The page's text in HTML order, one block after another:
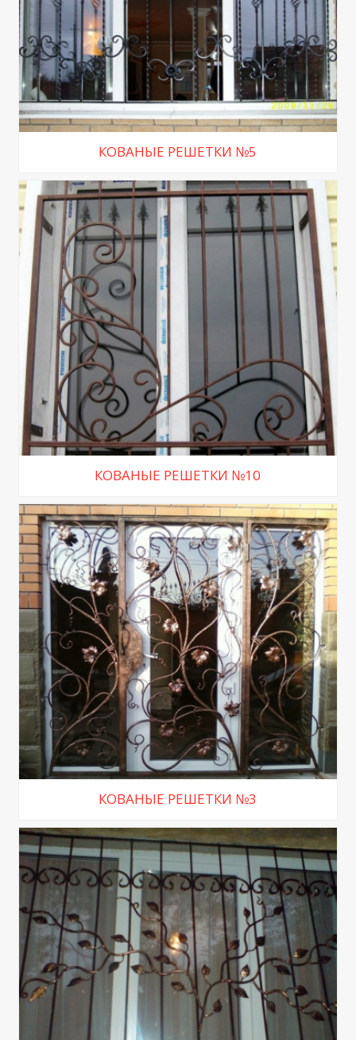
КОВАНЫЕ РЕШЕТКИ №5
КОВАНЫЕ РЕШЕТКИ №10
КОВАНЫЕ РЕШЕТКИ №3